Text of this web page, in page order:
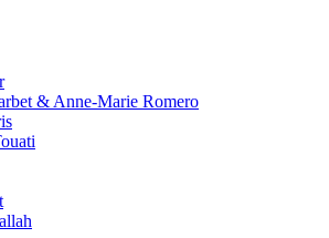
& Anne-Marie Romero